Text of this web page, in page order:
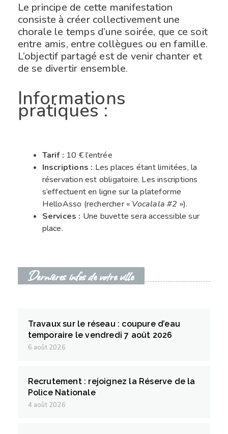
Le principe de cette manifestation
consiste à créer collectivement une
chorale le temps d’une soirée, que ce soit
entre amis, entre collègues ou en famille.
L’objectif partagé est de venir chanter et
de se divertir ensemble.
Informations
pratiques :
Tarif : 10 € l’entrée
Inscriptions : Les places étant limitées, la
réservation est obligatoire. Les inscriptions
s’effectuent en ligne sur la plateforme
HelloAsso (rechercher « Vocalala #2 »).
Services : Une buvette sera accessible sur
place.
Dernières infos de votre ville
Travaux sur le réseau : coupure d’eau
temporaire le vendredi 7 août 2026
6 août 2026
Recrutement : rejoignez la Réserve de la
Police Nationale
4 août 2026